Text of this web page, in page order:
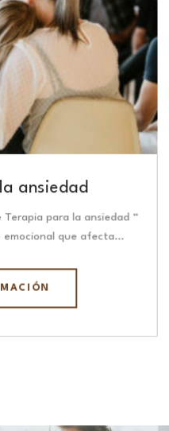
ansiedad
Terapia para la ansiedad “
emocional que afecta…